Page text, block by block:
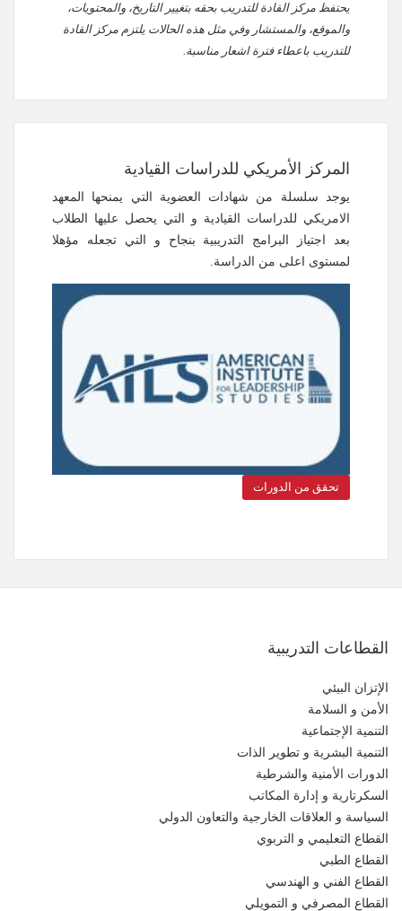
يحتفظ مركز القادة للتدريب بحقه بتغيير التاريخ، والمحتويات،
والموقع، والمستشار وفي مثل هذه الحالات يلتزم مركز القادة
للتدريب باعطاء فترة اشعار مناسبة.
المركز الأمريكي للدراسات القيادية
يوجد سلسلة من شهادات العضوية التي يمنحها المعهد
الامريكي للدراسات القيادية و التي يحصل عليها الطلاب
بعد اجتياز البرامج التدريبية بنجاح و التي تجعله مؤهلا
لمستوى اعلى من الدراسة.
تحقق من الدورات
القطاعات التدريبية
الإتزان البيئي
الأمن و السلامة
التنمية الإجتماعية
التنمية البشرية و تطوير الذات
الدورات الأمنية والشرطية
السكرتارية و إدارة المكاتب
السياسة و العلاقات الخارجية والتعاون الدولي
القطاع التعليمي و التربوي
القطاع الطبي
القطاع الفني و الهندسي
القطاع المصرفي و التمويلي